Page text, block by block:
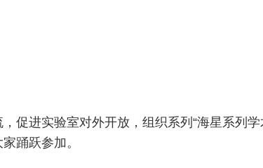
促进实验室对外开放，组织系列“海星系列
踊跃参加。